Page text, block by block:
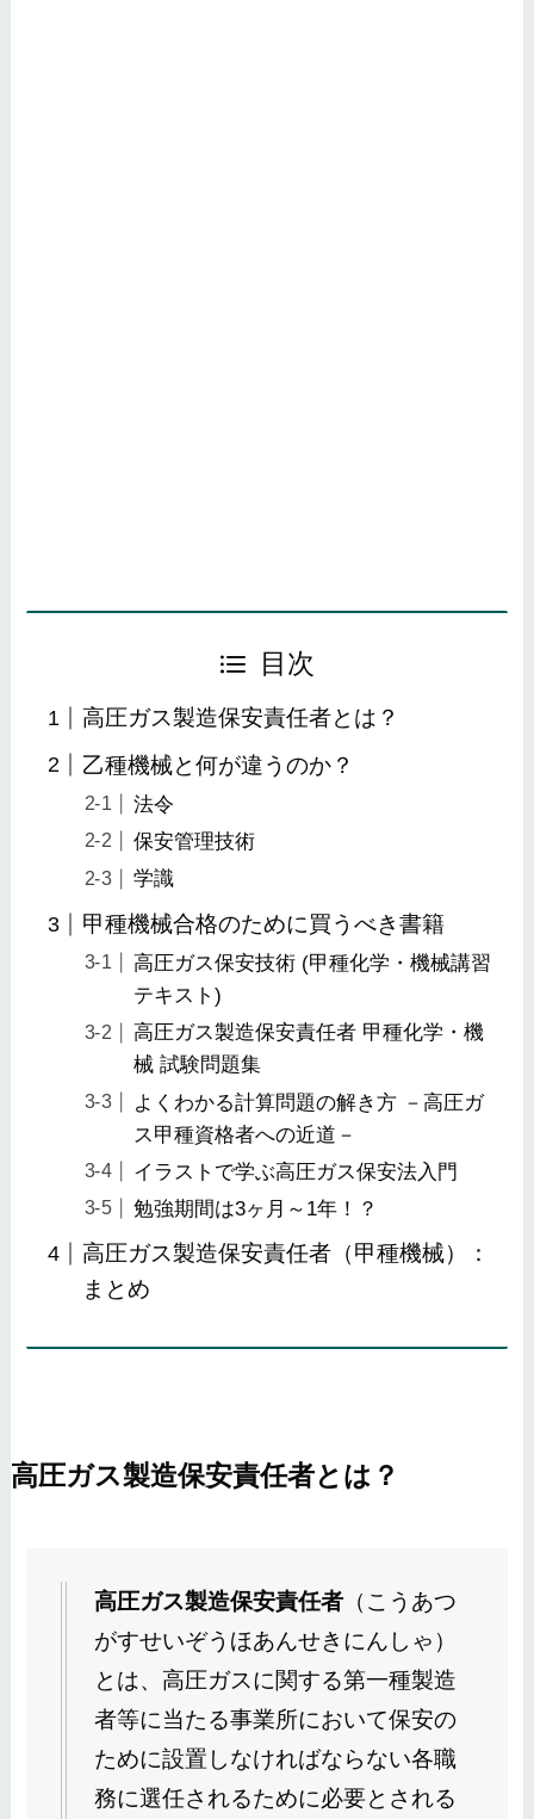
目次
高圧ガス製造保安責任者とは？
乙種機械と何が違うのか？
法令
保安管理技術
学識
甲種機械合格のために買うべき書籍
高圧ガス保安技術 (甲種化学・機械講習
テキスト)
高圧ガス製造保安責任者 甲種化学・機
械 試験問題集
よくわかる計算問題の解き方 －高圧ガ
ス甲種資格者への近道－
イラストで学ぶ高圧ガス保安法入門
勉強期間は3ヶ月～1年！？
高圧ガス製造保安責任者（甲種機械）：
まとめ
高圧ガス製造保安責任者とは？
高圧ガス製造保安責任者（こうあつ
がすせいぞうほあんせきにんしゃ）
とは、高圧ガスに関する第一種製造
者等に当たる事業所において保安の
ために設置しなければならない各職
務に選任されるために必要とされる